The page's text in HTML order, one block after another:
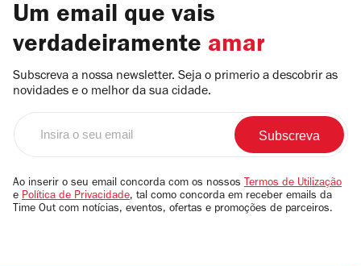
Um email que vais
verdadeiramente amar
Subscreva a nossa newsletter. Seja o primerio a descobrir as
novidades e o melhor da sua cidade.
email
Ao inserir o seu email concorda com os nossos Termos de Utilização
e Política de Privacidade, tal como concorda em receber emails da
Time Out com notícias, eventos, ofertas e promoções de parceiros.